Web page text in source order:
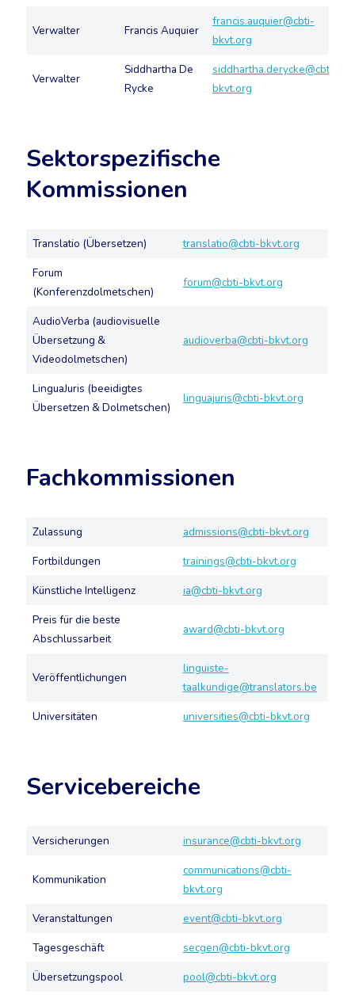
Verwalter Francis Auquier
francis.auquier@cbti-
bkvt.org
Verwalter
Siddhartha De
Rycke
siddhartha.derycke@cbti-
bkvt.org
Sektorspezifische
Kommissionen
Translatio (Übersetzen)
translatio@cbti-bkvt.org
Forum
(Konferenzdolmetschen)
forum@cbti-bkvt.org
AudioVerba (audiovisuelle
Übersetzung &
Videodolmetschen)
audioverba@cbti-bkvt.org
LinguaJuris (beeidigtes
Übersetzen & Dolmetschen)
linguajuris@cbti-bkvt.org
Fachkommissionen
Zulassung
admissions@cbti-bkvt.org
Fortbildungen
trainings@cbti-bkvt.org
Künstliche Intelligenz
ia@cbti-bkvt.org
Preis für die beste
Abschlussarbeit
award@cbti-bkvt.org
Veröffentlichungen
linguiste-
taalkundige@translators.be
Universitäten
universities@cbti-bkvt.org
Servicebereiche
Versicherungen insurance@cbti-bkvt.org
Kommunikation
communications@cbti-
bkvt.org
Veranstaltungen
event@cbti-bkvt.org
Tagesgeschäft
secgen@cbti-bkvt.org
Übersetzungspool
pool@cbti-bkvt.org